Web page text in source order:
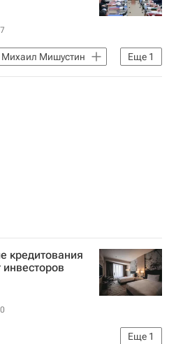
Еще 1
Михаил Мишустин
кредитования
Еще 1